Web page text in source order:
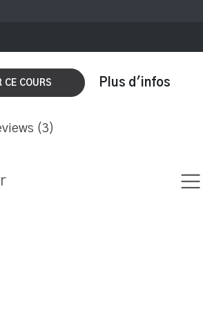
ce cours Plus d'infos
(3)